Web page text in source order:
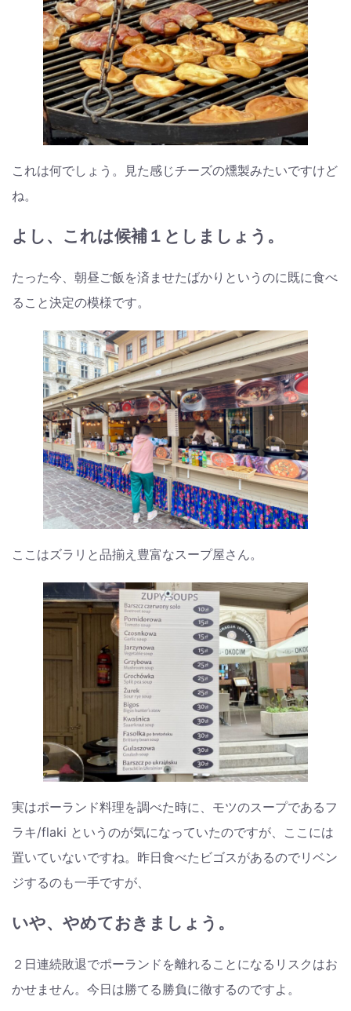
これは何でしょう。見た感じチーズの燻製みたいですけど
ね。
よし、これは候補１としましょう。
たった今、朝昼ご飯を済ませたばかりというのに既に食べ
ること決定の模様です。
ここはズラリと品揃え豊富なスープ屋さん。
実はポーランド料理を調べた時に、モツのスープであるフ
ラキ/flaki というのが気になっていたのですが、ここには
置いていないですね。昨日食べたビゴスがあるのでリベン
ジするのも一手ですが、
いや、やめておきましょう。
２日連続敗退でポーランドを離れることになるリスクはお
かせません。今日は勝てる勝負に徹するのですよ。